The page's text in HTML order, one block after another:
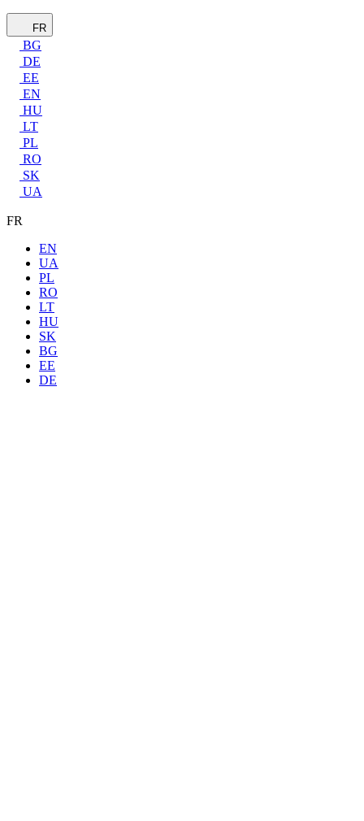
FR
BG
DE
EE
EN
HU
LT
PL
RO
SK
UA
FR
EN
UA
PL
RO
LT
HU
SK
BG
EE
DE